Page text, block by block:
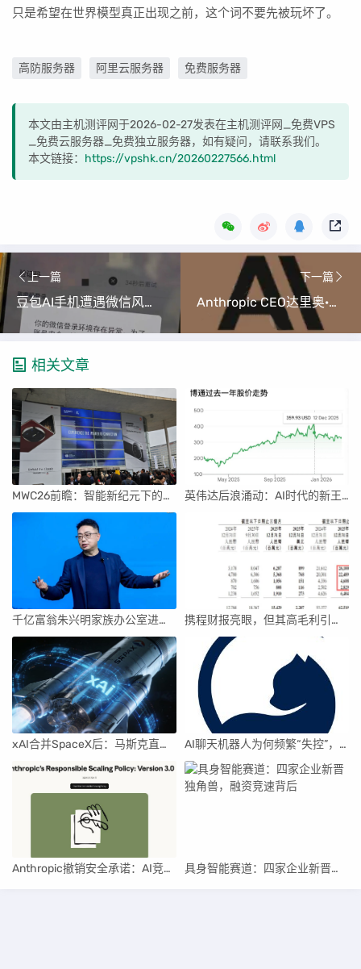
只是希望在世界模型真正出现之前，这个词不要先被玩坏了。
高防服务器 阿里云服务器 免费服务器
本文由主机测评网于2026-02-27发表在主机测评网_免费VPS
_免费云服务器_免费独立服务器，如有疑问，请联系我们。
本文链接： https://vpshk.cn/20260227566.html
上一篇
豆包AI手机遭遇微信风控，大模型与传统应用生态冲突初现
下一篇
Anthropic CEO达里奥·阿莫代伊：AI营收十年十倍，警告行业‘YOLO’风险，AGI无需奇迹
相关文章
MWC26前瞻：智能新纪元下的科技盛宴 英伟达后浪涌动：AI时代的新王者与隐忧
千亿富翁朱兴明家族办公室进军VC圈 携程财报亮眼，但其高毛利引发行业争议
xAI合并SpaceX后：马斯克直接介入，团队压力激增 AI聊天机器人为何频繁“失控”，背后原因及解决方案解析
Anthropic撤销安全承诺：AI竞赛中的伦理与商业博弈 具身智能赛道：四家企业新晋独角兽，融资竞速背后